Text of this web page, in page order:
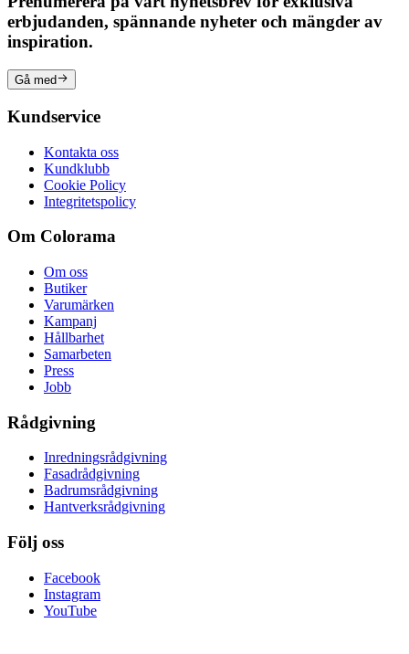
erbjudanden, spännande nyheter och mängder av
inspiration.
Gå med
Kundservice
Kontakta oss
Kundklubb
Cookie Policy
Integritetspolicy
Om Colorama
Om oss
Butiker
Varumärken
Kampanj
Hållbarhet
Samarbeten
Press
Jobb
Rådgivning
Inredningsrådgivning
Fasadrådgivning
Badrumsrådgivning
Hantverksrådgivning
Följ oss
Facebook
Instagram
YouTube